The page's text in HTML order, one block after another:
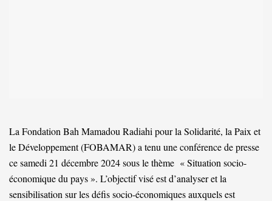
La Fondation Bah Mamadou Radiahi pour la Solidarité, la Paix et
le Développement (FOBAMAR) a tenu une conférence de presse
ce samedi 21 décembre 2024 sous le thème « Situation socio-
économique du pays ». L’objectif visé est d’analyser et la
sensibilisation sur les défis socio-économiques auxquels est